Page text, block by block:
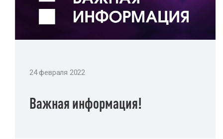
24 февраля 2022
Важная информация!